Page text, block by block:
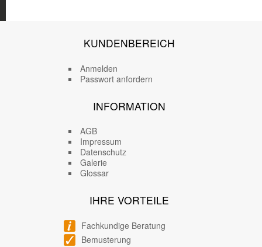
KUNDENBEREICH
Anmelden
Passwort anfordern
INFORMATION
AGB
Impressum
Datenschutz
Galerie
Glossar
IHRE VORTEILE
Fachkundige Beratung
Bemusterung